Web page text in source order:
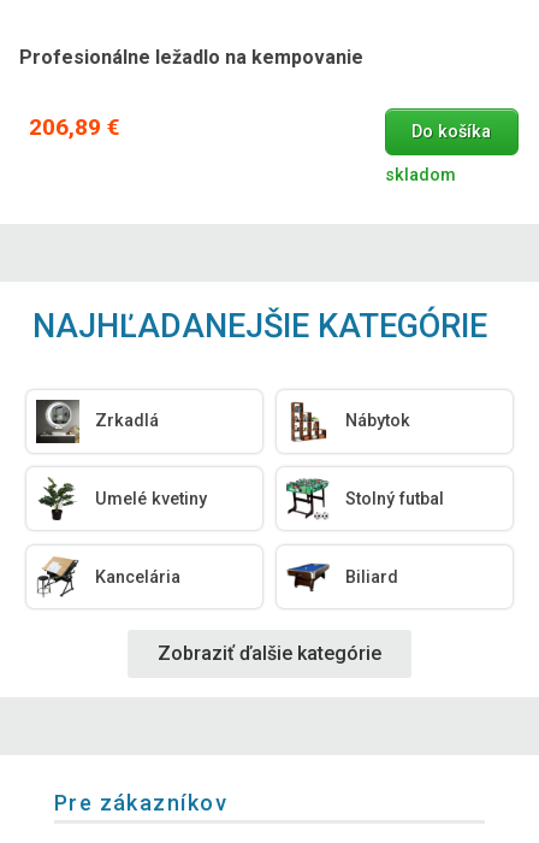
Profesionálne ležadlo na kempovanie
206,89 € Do košíka
skladom
NAJHĽADANEJŠIE KATEGÓRIE
Zrkadlá Nábytok
Umelé kvetiny Stolný futbal
Kancelária Biliard
Zobraziť ďalšie kategórie
Pre zákazníkov